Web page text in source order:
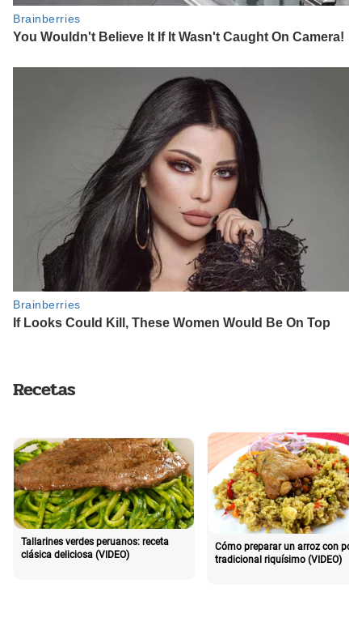
Recetas
Tallarines verdes peruanos: receta
clásica deliciosa (VIDEO)
Cómo preparar un arroz con pollo
tradicional riquísimo (VIDEO)